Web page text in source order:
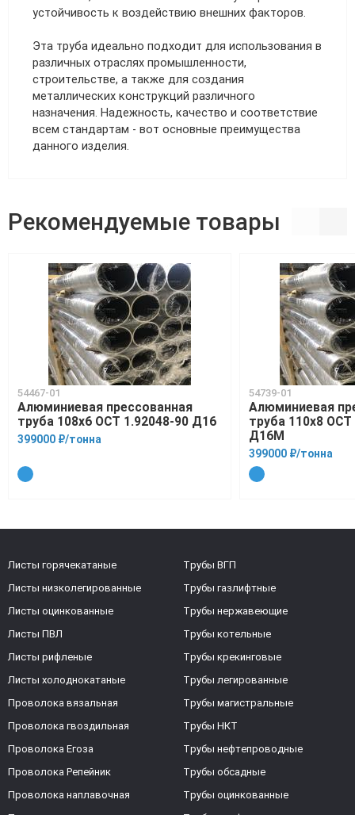
устойчивость к воздействию внешних факторов.
Эта труба идеально подходит для использования в
различных отраслях промышленности,
строительстве, а также для создания
металлических конструкций различного
назначения. Надежность, качество и соответствие
всем стандартам - вот основные преимущества
данного изделия.
Рекомендуемые товары
54467-01
Алюминиевая прессованная
труба 108х6 ОСТ 1.92048-90 Д16
399000 ₽/тонна
54739-01
Алюминиевая
труба 110х8 ОСТ
Д16М
399000 ₽/тонна
Листы горячекатаные
Листы низколегированные
Листы оцинкованные
Листы ПВЛ
Листы рифленые
Листы холоднокатаные
Проволока вязальная
Проволока гвоздильная
Проволока Егоза
Проволока Репейник
Проволока наплавочная
Трубы ВГП
Трубы газлифтные
Трубы нержавеющие
Трубы котельные
Трубы крекинговые
Трубы легированные
Трубы магистральные
Трубы НКТ
Трубы нефтепроводные
Трубы обсадные
Трубы оцинкованные